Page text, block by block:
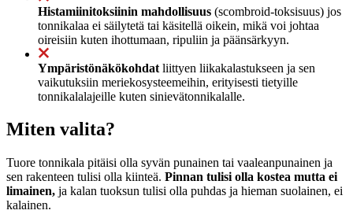
Histamiinitoksiinin mahdollisuus (scombroid-toksisuus) jos
tonnikalaa ei säilytetä tai käsitellä oikein, mikä voi johtaa
oireisiin kuten ihottumaan, ripuliin ja päänsärkyyn.
Ympäristönäkökohdat liittyen liikakalastukseen ja sen
vaikutuksiin meriekosysteemeihin, erityisesti tietyille
tonnikalalajeille kuten sinievätonnikalalle.
Miten valita?
Tuore tonnikala pitäisi olla syvän punainen tai vaaleanpunainen ja
sen rakenteen tulisi olla kiinteä. Pinnan tulisi olla kostea mutta ei
limainen, ja kalan tuoksun tulisi olla puhdas ja hieman suolainen, ei
kalainen.